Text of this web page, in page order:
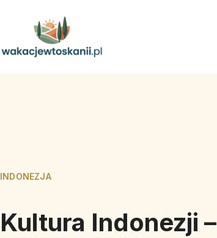
INDONEZJA
Kultura Indonezji –